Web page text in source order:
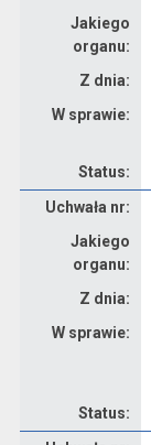
Jakiego
organu:
Z dnia:
W sprawie:
Status:
Uchwała nr:
Jakiego
organu:
Z dnia:
W sprawie:
Status: